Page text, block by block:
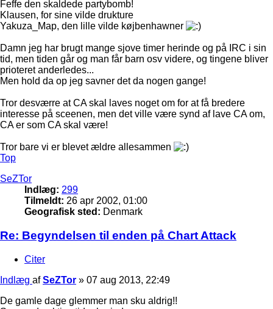
Feffe den skaldede partybomb!
Klausen, for sine vilde drukture
Yakuza_Map, den lille vilde køjbenhawner
Damn jeg har brugt mange sjove timer herinde og på IRC i sin
tid, men tiden går og man får barn osv videre, og tingene bliver
prioteret anderledes...
Men hold da op jeg savner det da nogen gange!
Tror desværre at CA skal laves noget om for at få bredere
interesse på sceenen, men det ville være synd af lave CA om,
CA er som CA skal være!
Tror bare vi er blevet ældre allesammen
Top
SeZTor
Indlæg: 299
Tilmeldt: 26 apr 2002, 01:00
Geografisk sted: Denmark
Re: Begyndelsen til enden på Chart Attack
Citer
Indlæg afSeZTor » 07 aug 2013, 22:49
De gamle dage glemmer man sku aldrig!!